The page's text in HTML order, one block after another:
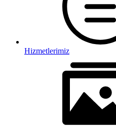
Hizmetlerimiz